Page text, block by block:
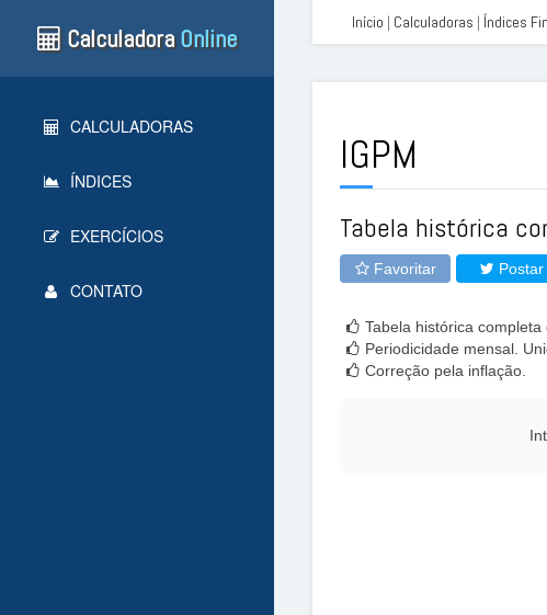
CalculadoraOnline
CALCULADORAS
ÍNDICES
EXERCÍCIOS
CONTATO
Início | Calculadoras | Índices
IGPM
Tabela histórica
Favoritar Postar
Tabela histórica
Periodicidade mensal.
Correção pela inflação.